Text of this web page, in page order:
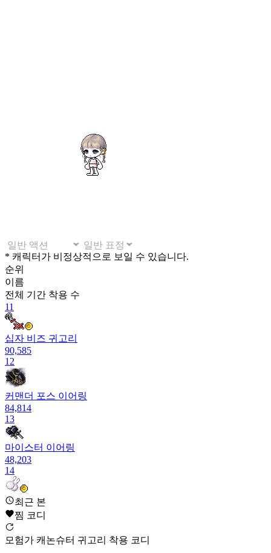
* 캐릭터가 비정상적으로 보일 수 있습니다.
순위
이름
전체 기간 착용 수
11
십자 비즈 귀고리
90,585
12
커맨더 포스 이어링
84,814
13
마이스터 이어링
48,203
14
스노우 솜솜 귀걸이
47,281
15
미하일의 이어링
최근 본
찜 코디
모험가 캐논슈터 귀고리 착용 코디